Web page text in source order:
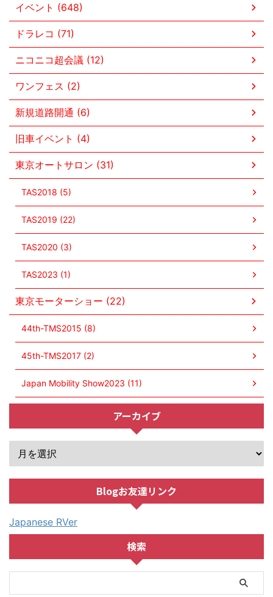
イベント (648)
ドラレコ (71)
ニコニコ超会議 (12)
ワンフェス (2)
新規道路開通 (6)
旧車イベント (4)
東京オートサロン (31)
TAS2018 (5)
TAS2019 (22)
TAS2020 (3)
TAS2023 (1)
東京モーターショー (22)
44th-TMS2015 (8)
45th-TMS2017 (2)
Japan Mobility Show2023 (11)
アーカイブ
Blogお友達リンク
Japanese RVer
検索